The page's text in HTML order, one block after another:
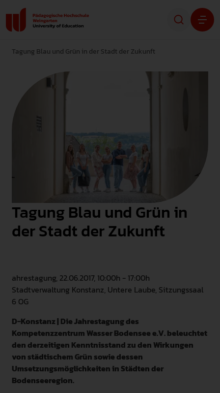
Forschung
Transfer
STUDIENINTERESSIERTE
ALUMNI
INTERNATIONAL
GEBÄRDENSPRACHE
LEICHTE SPRACHE
Tagung Blau und Grün in der Stadt der Zukunft
Tagung Blau und Grün in
der Stadt der Zukunft
ahrestagung, 22.06.2017, 10:00h - 17:00h
Stadtverwaltung Konstanz, Untere Laube, Sitzungssaal
6 OG
D-Konstanz | Die Jahrestagung des
Kompetenzzentrum Wasser Bodensee e.V. beleuchtet
den derzeitigen Kenntnisstand zu den Wirkungen
von städtischem Grün sowie dessen
Umsetzungsmöglichkeiten in Städten der
Bodenseeregion.